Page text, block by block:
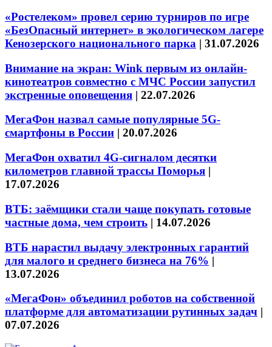
«Ростелеком» провел серию турниров по игре
«БезОпасный интернет» в экологическом лагере
Кенозерского национального парка | 31.07.2026
Внимание на экран: Wink первым из онлайн-
кинотеатров совместно с МЧС России запустил
экстренные оповещения | 22.07.2026
МегаФон назвал самые популярные 5G-
смартфоны в России | 20.07.2026
МегаФон охватил 4G-сигналом десятки
километров главной трассы Поморья |
17.07.2026
ВТБ: заёмщики стали чаще покупать готовые
частные дома, чем строить | 14.07.2026
ВТБ нарастил выдачу электронных гарантий
для малого и среднего бизнеса на 76% |
13.07.2026
«МегаФон» объединил роботов на собственной
платформе для автоматизации рутинных задач |
07.07.2026